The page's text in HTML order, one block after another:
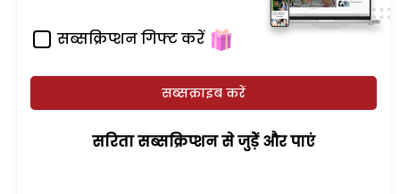
सब्सक्रिप्शन गिफ्ट करें
सब्सक्राइब करें
सरिता सब्सक्रिप्शन से जुड़ेें और पाएं